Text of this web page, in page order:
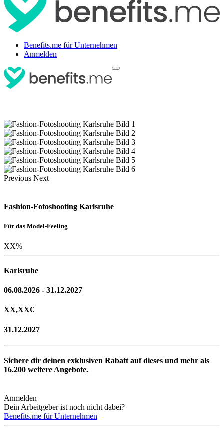
Benefits.me für Unternehmen
Anmelden
Previous Next
Fashion-Fotoshooting Karlsruhe
Für das Model-Feeling
XX%
Karlsruhe
06.08.2026 - 31.12.2027
XX,XX€
31.12.2027
Sichere dir deinen exklusiven Rabatt auf dieses und mehr als
16.200 weitere Angebote.
Anmelden
Dein Arbeitgeber ist noch nicht dabei?
Benefits.me für Unternehmen